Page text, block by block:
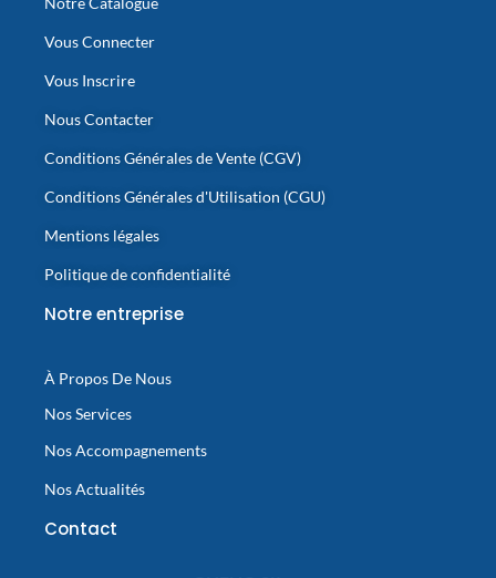
Vous Connecter
Vous Inscrire
Nous Contacter
Conditions Générales de Vente (CGV)
Conditions Générales d'Utilisation (CGU)
Mentions légales
Politique de confidentialité
Notre entreprise
À Propos De Nous
Nos Services
Nos Accompagnements
Nos Actualités
Contact